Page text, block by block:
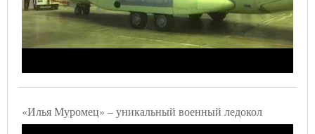
«Илья Муромец» – уникальный военный ледокол